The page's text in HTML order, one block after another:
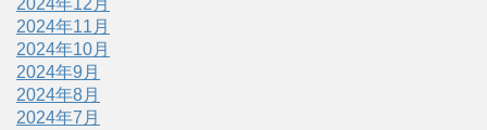
2024年12月
2024年11月
2024年10月
2024年9月
2024年8月
2024年7月